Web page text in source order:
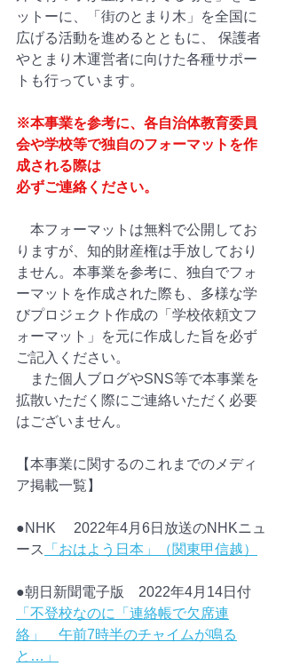
ットーに、「街のとまり木」を全国に
広げる活動を進めるとともに、 保護者
やとまり木運営者に向けた各種サポー
トも行っています。
※本事業を参考に、各自治体教育委員
会や学校等で独自のフォーマットを作
成される際は
必ずご連絡ください。
本フォーマットは無料で公開してお
りますが、知的財産権は手放しており
ません。本事業を参考に、独自でフォ
ーマットを作成された際も、多様な学
びプロジェクト作成の「学校依頼文フ
ォーマット」を元に作成した旨を必ず
ご記入ください。
また個人ブログやSNS等で本事業を
拡散いただく際にご連絡いただく必要
はございません。
【本事業に関するのこれまでのメディ
ア掲載一覧】
●NHK 　2022年4月6日放送のNHKニュ
ース
「おはよう日本」（関東甲信越）
●朝日新聞電子版　2022年4月14日付
「不登校なのに「連絡帳で欠席連
絡」　午前7時半のチャイムが鳴る
と…」